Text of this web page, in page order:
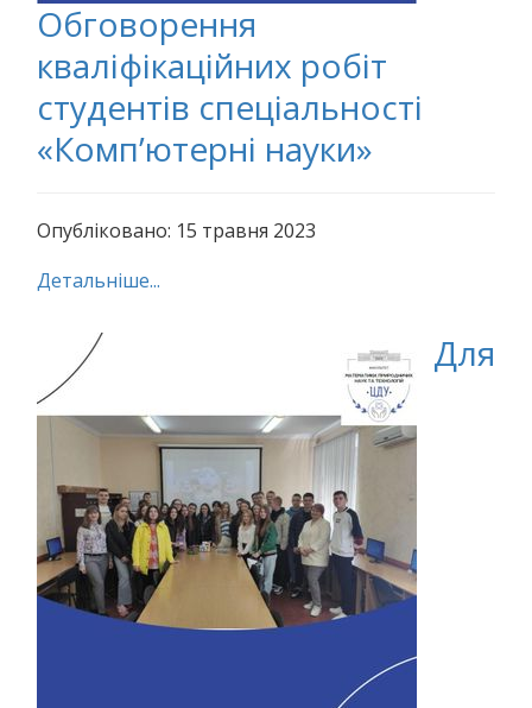
Обговорення
кваліфікаційних робіт
студентів спеціальності
«Комп’ютерні науки»
Опубліковано: 15 травня 2023
Детальніше...
Для